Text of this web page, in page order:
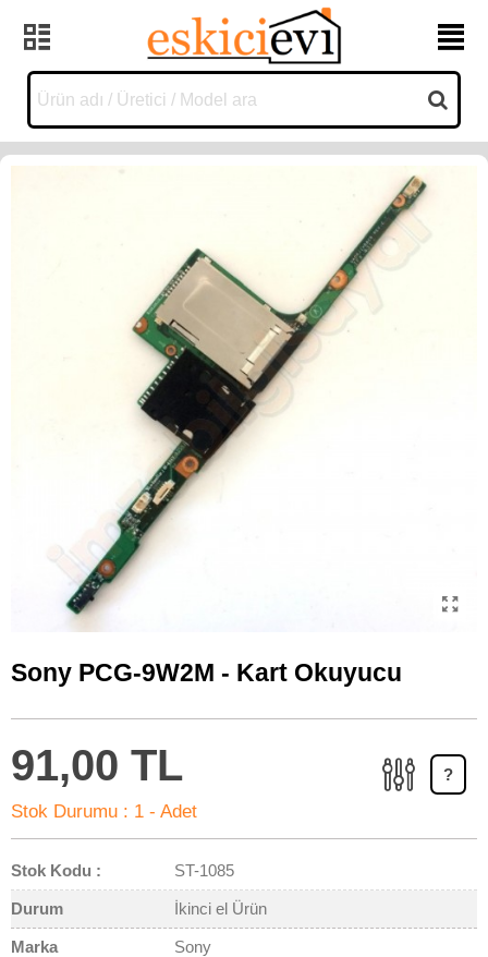
Sony PCG-9W2M - Kart Okuyucu
91,00 TL
Stok Durumu : 1 - Adet
?
Stok Kodu : ST-1085
Durum İkinci el Ürün
Marka Sony